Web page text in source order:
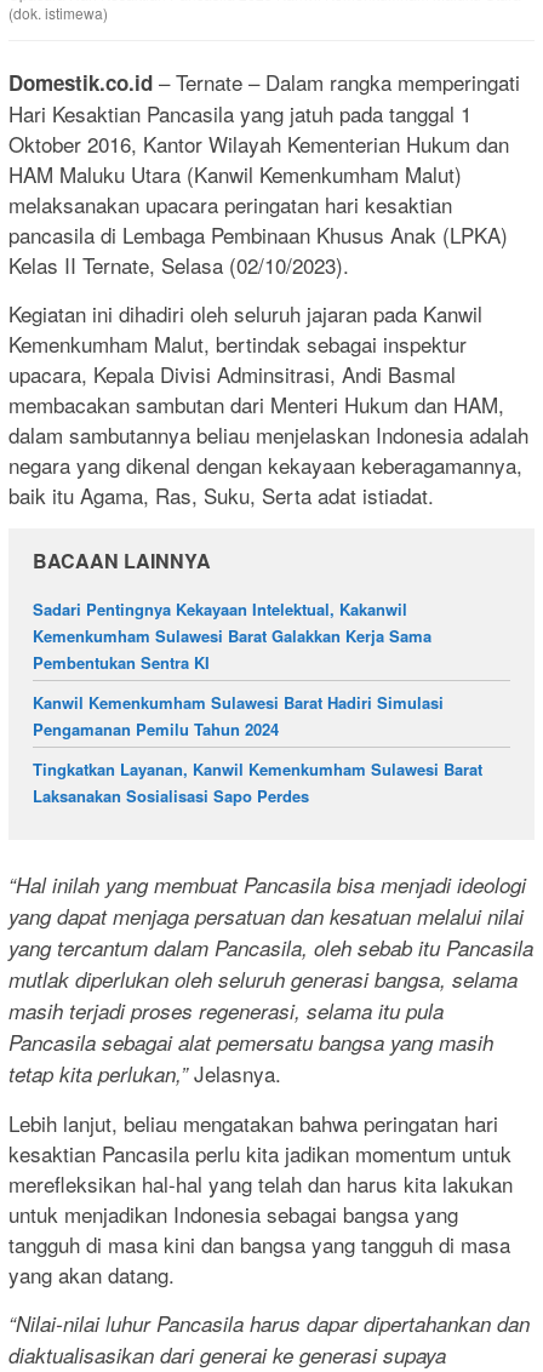
(dok. istimewa)
Domestik.co.id – Ternate – Dalam rangka memperingati
Hari Kesaktian Pancasila yang jatuh pada tanggal 1
Oktober 2016, Kantor Wilayah Kementerian Hukum dan
HAM Maluku Utara (Kanwil Kemenkumham Malut)
melaksanakan upacara peringatan hari kesaktian
pancasila di Lembaga Pembinaan Khusus Anak (LPKA)
Kelas II Ternate, Selasa (02/10/2023).
Kegiatan ini dihadiri oleh seluruh jajaran pada Kanwil
Kemenkumham Malut, bertindak sebagai inspektur
upacara, Kepala Divisi Adminsitrasi, Andi Basmal
membacakan sambutan dari Menteri Hukum dan HAM,
dalam sambutannya beliau menjelaskan Indonesia adalah
negara yang dikenal dengan kekayaan keberagamannya,
baik itu Agama, Ras, Suku, Serta adat istiadat.
BACAAN LAINNYA
Sadari Pentingnya Kekayaan Intelektual, Kakanwil
Kemenkumham Sulawesi Barat Galakkan Kerja Sama
Pembentukan Sentra KI
Kanwil Kemenkumham Sulawesi Barat Hadiri Simulasi
Pengamanan Pemilu Tahun 2024
Tingkatkan Layanan, Kanwil Kemenkumham Sulawesi Barat
Laksanakan Sosialisasi Sapo Perdes
“Hal inilah yang membuat Pancasila bisa menjadi ideologi
yang dapat menjaga persatuan dan kesatuan melalui nilai
yang tercantum dalam Pancasila, oleh sebab itu Pancasila
mutlak diperlukan oleh seluruh generasi bangsa, selama
masih terjadi proses regenerasi, selama itu pula
Pancasila sebagai alat pemersatu bangsa yang masih
tetap kita perlukan,”Jelasnya.
Lebih lanjut, beliau mengatakan bahwa peringatan hari
kesaktian Pancasila perlu kita jadikan momentum untuk
merefleksikan hal-hal yang telah dan harus kita lakukan
untuk menjadikan Indonesia sebagai bangsa yang
tangguh di masa kini dan bangsa yang tangguh di masa
yang akan datang.
“Nilai-nilai luhur Pancasila harus dapar dipertahankan dan
diaktualisasikan dari generai ke generasi supaya